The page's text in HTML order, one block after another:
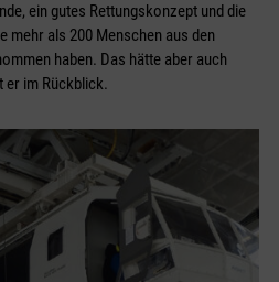
ein gutes Rettungskonzept und die
mehr als 200 Menschen aus den
haben. Das hätte aber auch
er im Rückblick.